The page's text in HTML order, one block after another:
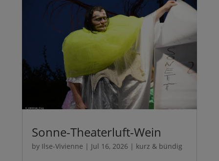
Sonne-Theaterluft-Wein
by Ilse-Vivienne | Jul 16, 2026 | kurz & bündig